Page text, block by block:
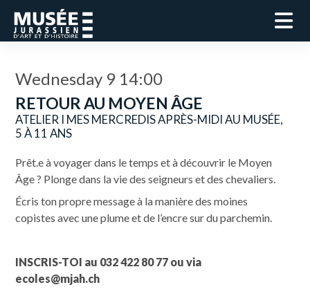
Wednesday 9 14:00
RETOUR AU MOYEN ÂGE
ATELIER I MES MERCREDIS APRÈS-MIDI AU MUSÉE,
5 À 11 ANS
Prêt.e à voyager dans le temps et à découvrir le Moyen
Âge ? Plonge dans la vie des seigneurs et des chevaliers.
Écris ton propre message à la manière des moines
copistesavec une plume et de l’encre sur du parchemin.
INSCRIS-TOI au 032 422 80 77 ou via
ecoles@mjah.ch